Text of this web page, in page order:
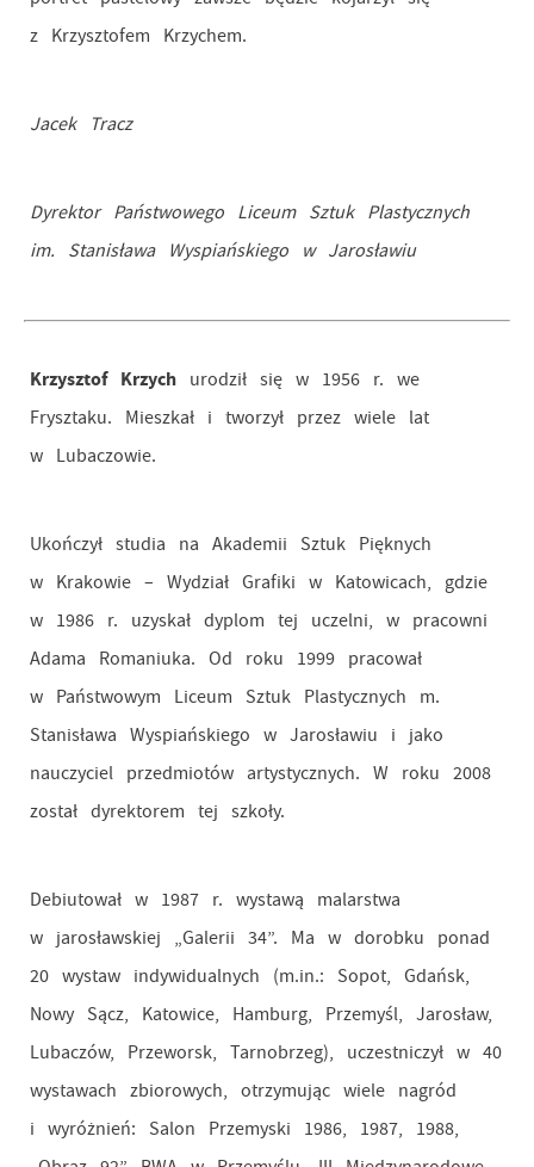
z Krzysztofem Krzychem.
Jacek Tracz
Dyrektor Państwowego Liceum Sztuk Plastycznych
im. Stanisława Wyspiańskiego w Jarosławiu
Krzysztof Krzychurodził się w 1956 r. we
Frysztaku. Mieszkał i tworzył przez wiele lat
w Lubaczowie.
Ukończył studia na Akademii Sztuk Pięknych
w Krakowie – Wydział Grafiki w Katowicach, gdzie
w 1986 r. uzyskał dyplom tej uczelni, w pracowni
Adama Romaniuka. Od roku 1999 pracował
w Państwowym Liceum Sztuk Plastycznych m.
Stanisława Wyspiańskiego w Jarosławiu i jako
nauczyciel przedmiotów artystycznych. W roku 2008
został dyrektorem tej szkoły.
Debiutował w 1987 r. wystawą malarstwa
w jarosławskiej „Galerii 34”. Ma w dorobku ponad
20 wystaw indywidualnych (m.in.: Sopot, Gdańsk,
Nowy Sącz, Katowice, Hamburg, Przemyśl, Jarosław,
Lubaczów, Przeworsk, Tarnobrzeg), uczestniczył w 40
wystawach zbiorowych, otrzymując wiele nagród
i wyróżnień: Salon Przemyski 1986, 1987, 1988,